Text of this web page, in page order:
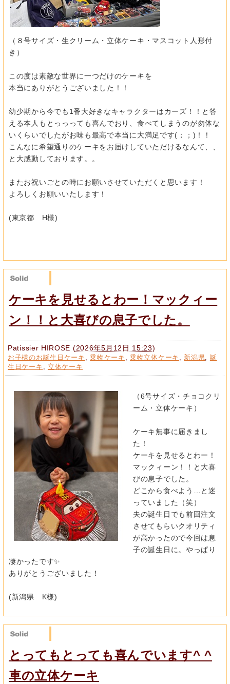
（８号サイズ・生クリーム・立体ケーキ・マスコット人形付
き）
この度は素敵な世界に一つだけのケーキを
本当にありがとうございました！！
幼少期から今でも1番大好きなキャラクターはカーズ！！ と答
える本人もとっっっても喜んでおり、 食べてしまうのが勿体な
いくらいでしたがお味も最高で本当に大満足です(；；)！！
こんなに希望通りのケーキをお届けしていただけるなんて、、
と大感動しております。。
またお祝いごとの時にお願いさせていただくと思います！
よろしくお願いいたします！
(東京都 H様)
ケーキを見せるとわー！マックィー
ン！！と大喜びの息子でした。
Patissier HIROSE (2026年5月12日 15:23)
お子様のお誕生日ケーキ ,乗物ケーキ ,乗物立体ケーキ 新潟県
誕
生日ケーキ
立体ケーキ
（6号サイズ・チョコクリ
ーム・立体ケーキ）
ケーキ無事に届きまし
た！
ケーキを見せるとわー！
マックィーン！！と大喜
びの息子でした。
どこから食べよう…と迷
っていました（笑）
夫の誕生日でも前回注文
させてもらいクオリティ
が高かったので今回は息
子の誕生日に。やっぱり
凄かったです✨
ありがとうございました！
(新潟県 K様)
とってもとっても喜んでいます^ ^
車の立体ケーキ